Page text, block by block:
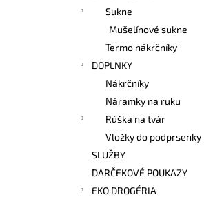
Sukne
Mušelínové sukne
Termo nákrčníky
DOPLNKY
Nákrčníky
Náramky na ruku
Rúška na tvár
Vložky do podprsenky
SLUŽBY
DARČEKOVÉ POUKAZY
EKO DROGÉRIA